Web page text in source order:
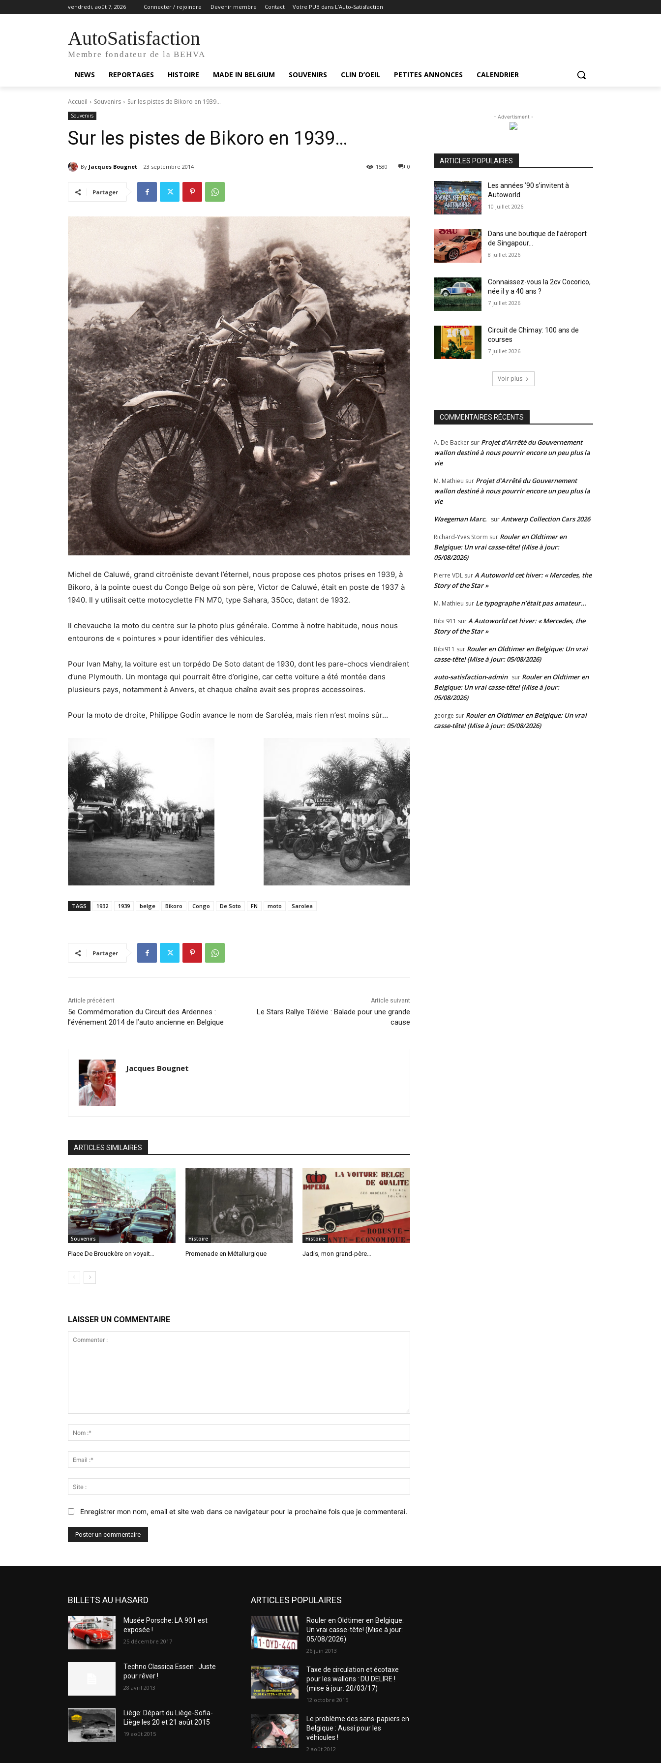
vendredi, août 7, 2026 Connecter / rejoindre Devenir membre Contact Votre PUB dans L’Auto-Satisfaction
AutoSatisfaction
Membre fondateur de la BEHVA
NEWS REPORTAGES HISTOIRE MADE IN BELGIUM SOUVENIRS CLIN D’OEIL PETITES ANNONCES CALENDRIER
Accueil Souvenirs Sur les pistes de Bikoro en 1939…
Souvenirs
Sur les pistes de Bikoro en 1939…
By Jacques Bougnet 23 septembre 2014 0
1580
Partager
Michel de Caluwé, grand citroëniste devant l’éternel, nous propose ces photos prises en 1939, à
Bikoro, à la pointe ouest du Congo Belge où son père, Victor de Caluwé, était en poste de 1937 à
1940. Il y utilisait cette motocyclette FN M70, type Sahara, 350cc, datant de 1932.
Il chevauche la moto du centre sur la photo plus générale. Comme à notre habitude, nous nous
entourons de « pointures » pour identifier des véhicules.
Pour Ivan Mahy, la voiture est un torpédo De Soto datant de 1930, dont les pare-chocs viendraient
d’une Plymouth. Un montage qui pourrait être d’origine, car cette voiture a été montée dans
plusieurs pays, notamment à Anvers, et chaque chaîne avait ses propres accessoires.
Pour la moto de droite, Philippe Godin avance le nom de Saroléa, mais rien n’est moins sûr…
TAGS 1932 1939 belge Bikoro Congo De Soto FN moto Sarolea
Partager
Article précédent
5e Commémoration du Circuit des Ardennes :
l’événement 2014 de l’auto ancienne en Belgique
Article suivant
Le Stars Rallye Télévie : Balade pour une grande
cause
Jacques Bougnet
ARTICLES SIMILAIRES
Souvenirs
Place De Brouckère on voyait…
Histoire
Promenade en Métallurgique
Histoire
Jadis, mon grand-père…
LAISSER UN COMMENTAIRE
:*
:*
:
Enregistrer mon nom, email et site web dans ce navigateur pour la prochaine fois que je commenterai.
- Advertisment -
ARTICLES POPULAIRES
Les années ’90 s’invitent à
Autoworld
10 juillet 2026
Dans une boutique de l’aéroport
de Singapour…
8 juillet 2026
Connaissez-vous la 2cv Cocorico,
née il y a 40 ans ?
7 juillet 2026
Circuit de Chimay: 100 ans de
courses
7 juillet 2026
Voir plus
COMMENTAIRES RÉCENTS
A. De Backer sur Projet d’Arrêté du Gouvernement
wallon destiné à nous pourrir encore un peu plus la
vie
M. Mathieu sur Projet d’Arrêté du Gouvernement
wallon destiné à nous pourrir encore un peu plus la
vie
Waegeman Marc. surAntwerp Collection Cars 2026
Richard-Yves Storm sur Rouler en Oldtimer en
Belgique: Un vrai casse-tête! (Mise à jour:
05/08/2026)
Pierre VDL surA Autoworld cet hiver: « Mercedes, the
Story of the Star »
M. Mathieu sur Le typographe n’était pas amateur…
Bibi 911 surA Autoworld cet hiver: « Mercedes, the
Story of the Star »
Bibi911 sur Rouler en Oldtimer en Belgique: Un vrai
casse-tête! (Mise à jour: 05/08/2026)
auto-satisfaction-admin sur Rouler en Oldtimer en
Belgique: Un vrai casse-tête! (Mise à jour:
05/08/2026)
george sur Rouler en Oldtimer en Belgique: Un vrai
casse-tête! (Mise à jour: 05/08/2026)
BILLETS AU HASARD
Musée Porsche: LA 901 est
exposée !
25 décembre 2017
Techno Classica Essen : Juste
pour rêver !
28 avril 2013
Liège: Départ du Liège-Sofia-
Liège les 20 et 21 août 2015
19 août 2015
ARTICLES POPULAIRES
Rouler en Oldtimer en Belgique:
Un vrai casse-tête! (Mise à jour:
05/08/2026)
26 juin 2013
Taxe de circulation et écotaxe
pour les wallons : DU DELIRE !
(mise à jour: 20/03/17)
12 octobre 2015
Le problème des sans-papiers en
Belgique : Aussi pour les
véhicules !
2 août 2012